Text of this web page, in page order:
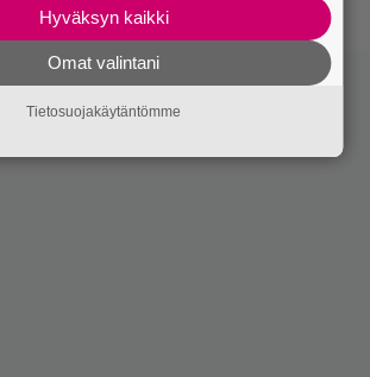
Hyväksyn kaikki
Omat valintani
Tietosuojakäytäntömme